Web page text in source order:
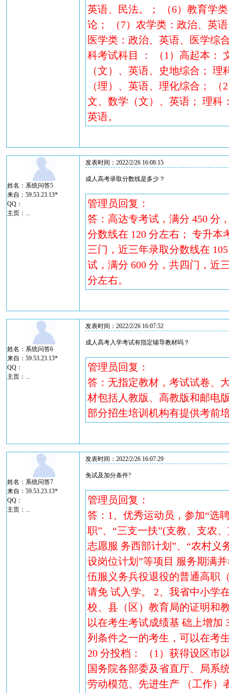
英语、民法。； （6）教育学
论； （7）农学类：政治、英
医学类：政治、英语、医学综
科考试科目 ： （1）高起本：
（文）、英语、史地综合； 理
（理）、英语、理化综合；
文、数学（文）、英语； 理科
英语。
姓名：系统问答5
来自：59.53.23.13*
QQ：
主页： ...
发表时间：2022/2/26 16:08:15
成人高考录取分数线是多少？
管理员回复：
答：高达专考试，满分 450 分
分数线在 120 分左右； 专升本
三门，近三年录取分数线在
试，满分 600 分，共四门，近
分左右。
姓名：系统问答6
来自：59.53.23.13*
QQ：
主页： ...
发表时间：2022/2/26 16:07:52
成人高考入学考试有指定辅导教材吗？
管理员回复：
答：无指定教材，考试试卷、
材包括人教版、高教版和邮电
部分招生培训机构有提供考前
姓名：系统问答7
来自：59.53.23.13*
QQ：
主页： ...
发表时间：2022/2/26 16:07:29
免试及加分条件?
管理员回复：
答：1、优秀运动员，参加“选
职”、“三支一扶”(支教、支农
志愿服 务西部计划”、“农村义
设岗位计划”等项目 服务期满
伍服义务兵役退役的普通高职
请免 试入学。 2、我省中小学
校、县（区）教育局的证明和
以在考生考试成绩基 础上增加
列条件之一的考生，可以在考
20 分投档： （1）获得设区市
国务院各部委及省直厅、局系
劳动模范、先进生产 （工作）